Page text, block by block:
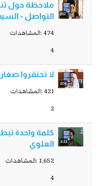
2:52
ملاحظة حول
التواصل -
474 :المشاهدات
4
2:04
لا تحتقروا
421 :المشاهدات
2
3:33
کلمة واحدة
العلوي
1,652 :المشاهدات
4